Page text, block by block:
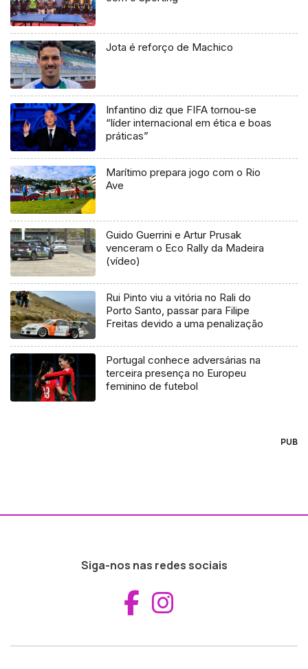
Jota é reforço de Machico
Infantino diz que FIFA tornou-se
“líder internacional em ética e boas
práticas”
Marítimo prepara jogo com o Rio
Ave
Guido Guerrini e Artur Prusak
venceram o Eco Rally da Madeira
(vídeo)
Rui Pinto viu a vitória no Rali do
Porto Santo, passar para Filipe
Freitas devido a uma penalização
Portugal conhece adversárias na
terceira presença no Europeu
feminino de futebol
PUB
Siga-nos nas redes sociais
Aceder ao